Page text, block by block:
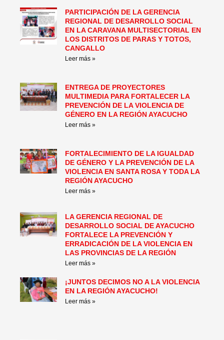
PARTICIPACIÓN DE LA GERENCIA
REGIONAL DE DESARROLLO SOCIAL
EN LA CARAVANA MULTISECTORIAL EN
LOS DISTRITOS DE PARAS Y TOTOS,
CANGALLO
Leer más »
ENTREGA DE PROYECTORES
MULTIMEDIA PARA FORTALECER LA
PREVENCIÓN DE LA VIOLENCIA DE
GÉNERO EN LA REGIÓN AYACUCHO
Leer más »
FORTALECIMIENTO DE LA IGUALDAD
DE GÉNERO Y LA PREVENCIÓN DE LA
VIOLENCIA EN SANTA ROSA Y TODA LA
REGIÓN AYACUCHO
Leer más »
LA GERENCIA REGIONAL DE
DESARROLLO SOCIAL DE AYACUCHO
FORTALECE LA PREVENCIÓN Y
ERRADICACIÓN DE LA VIOLENCIA EN
LAS PROVINCIAS DE LA REGIÓN
Leer más »
¡JUNTOS DECIMOS NO A LA VIOLENCIA
EN LA REGIÓN AYACUCHO!
Leer más »